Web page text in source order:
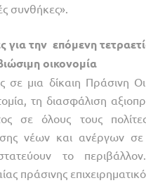
συνθήκες».
για την επόμενη
οικονομία
σε μια δίκαιη Πράσινη
τη διασφάλιση
σε όλους τους
νέων και ανέργων σε
το
πράσινης